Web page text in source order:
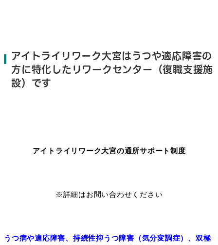
アイトライリワーク大宮はうつや適応障害の
方に特化したリワークセンター（復職支援施
設）です
アイトライリワーク大宮の通所サポート制度
※詳細はお問い合わせください
うつ病や適応障害、持続性抑うつ障害（気分変調症）、双極